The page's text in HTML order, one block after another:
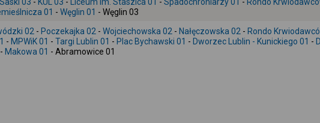
01 - Węglin 01 - Węglin 03
02 - Poczekajka 02 - Wojciechowska 02 - Nałęczowska 02 - Rondo
- MPWiK 01 - Targi Lublin 01 - Plac Bychawski 01 - Dworzec Lublin - Kunickiego 01 -
- Makowa 01 - Abramowice 01